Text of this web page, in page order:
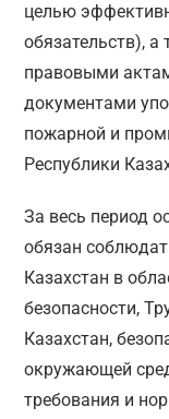
целью
обязательств),
правовыми
документами
пожарной и
Республики
За весь период
обязан
Казахстан в
безопасности,
Казахстан,
окружающей
требования и